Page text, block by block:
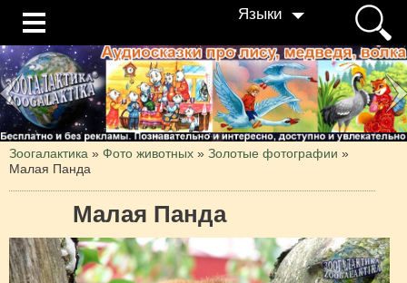
Языки
Зоогалактика » Фото животных » Золотые фотографии »
Малая Панда
Малая Панда